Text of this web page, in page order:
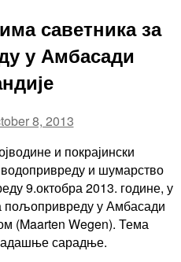
саветника за
у Амбасади
8, 2013
и покрајински
и шумарство
9.октобра 2013. године, у
пољопривреду у Амбасади
(Maarten Wegen). Тема
сарадње.